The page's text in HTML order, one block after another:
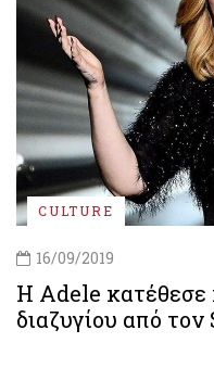
CULTURE
16/09/2019
Η Adele κατέθεσε
διαζυγίου από